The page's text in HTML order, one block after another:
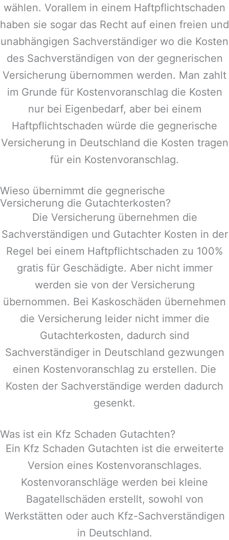
wählen. Vorallem in einem Haftpflichtschaden
haben sie sogar das Recht auf einen freien und
unabhängigen Sachverständiger wo die Kosten
des Sachverständigen von der gegnerischen
Versicherung übernommen werden. Man zahlt
im Grunde für Kostenvoranschlag die Kosten
nur bei Eigenbedarf, aber bei einem
Haftpflichtschaden würde die gegnerische
Versicherung in Deutschland die Kosten tragen
für ein Kostenvoranschlag.
Wieso übernimmt die gegnerische
Versicherung die Gutachterkosten?
Die Versicherung übernehmen die
Sachverständigen und Gutachter Kosten in der
Regel bei einem Haftpflichtschaden zu 100%
gratis für Geschädigte. Aber nicht immer
werden sie von der Versicherung
übernommen. Bei Kaskoschäden übernehmen
die Versicherung leider nicht immer die
Gutachterkosten, dadurch sind
Sachverständiger in Deutschland gezwungen
einen Kostenvoranschlag zu erstellen. Die
Kosten der Sachverständige werden dadurch
gesenkt.
Was ist ein Kfz Schaden Gutachten?
Ein Kfz Schaden Gutachten ist die erweiterte
Version eines Kostenvoranschlages.
Kostenvoranschläge werden bei kleine
Bagatellschäden erstellt, sowohl von
Werkstätten oder auch Kfz-Sachverständigen
in Deutschland.